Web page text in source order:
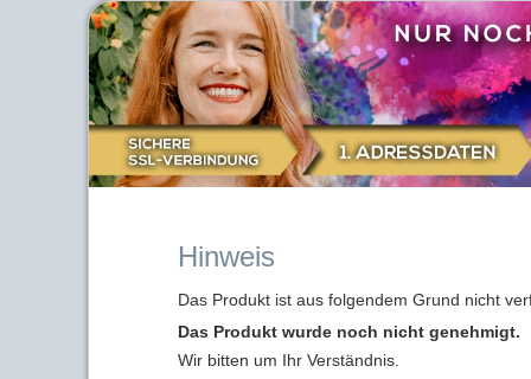
Hinweis
Das Produkt ist aus folgendem Grund nicht
Das Produkt wurde noch nicht genehmigt.
Wir bitten um Ihr Verständnis.